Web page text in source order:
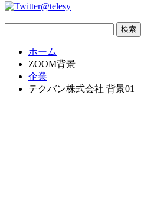
@telesy
ホーム
ZOOM背景
企業
テクバン株式会社 背景01